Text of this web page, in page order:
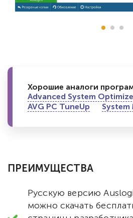
Хорошие аналоги
Advanced System
AVG PC TuneUp
System
ПРЕИМУЩЕСТВА
Русскую версию
можно скачать